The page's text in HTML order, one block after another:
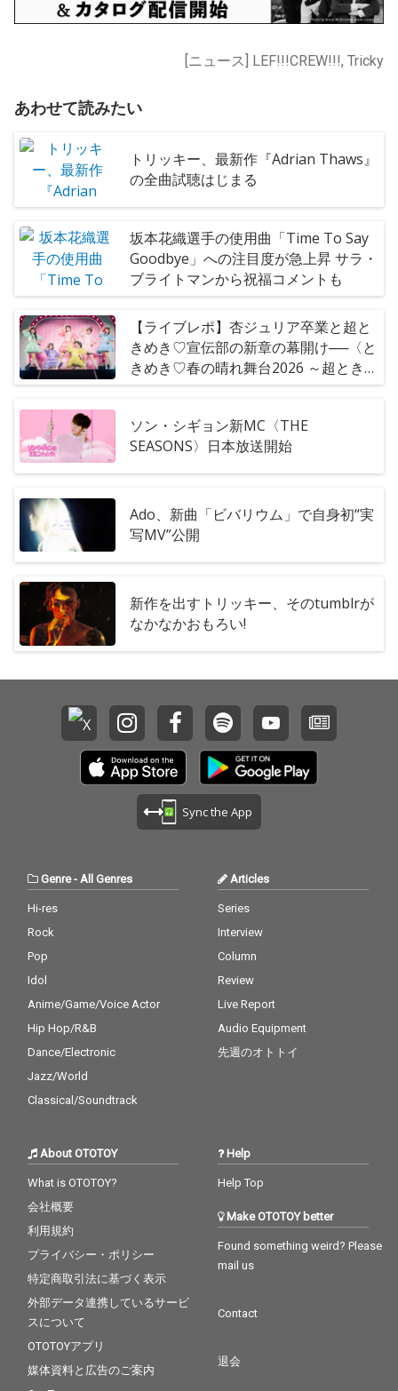
[ニュース] LEF!!!CREW!!!, Tricky
あわせて読みたい
トリッキー、最新作『Adrian Thaws』
の全曲試聴はじまる
坂本花織選手の使用曲「Time To Say
Goodbye」への注目度が急上昇 サラ・
ブライトマンから祝福コメントも
【ライブレポ】杏ジュリア卒業と超と
きめき♡宣伝部の新章の幕開け──〈と
きめき♡春の晴れ舞台2026 ～超ときめ
き♡宣伝部のVICTORY STORY～〉
ソン・シギョン新MC〈THE
SEASONS〉日本放送開始
Ado、新曲「ビバリウム」で自身初“実
写MV”公開
新作を出すトリッキー、そのtumblrが
なかなかおもろい!
Sync the App
Genre-All Genres
Hi-res
Rock
Pop
Idol
Anime/Game/Voice Actor
Hip Hop/R&B
Dance/Electronic
Jazz/World
Classical/Soundtrack
Articles
Series
Interview
Column
Review
Live Report
Audio Equipment
先週のオトトイ
About OTOTOY
What is OTOTOY?
会社概要
利用規約
プライバシー・ポリシー
特定商取引法に基づく表示
外部データ連携しているサービ
スについて
OTOTOYアプリ
媒体資料と広告のご案内
Help
Help Top
Make OTOTOY better
Found something weird? Please
mail us
Contact
退会